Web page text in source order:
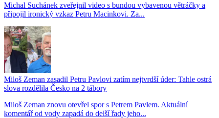
Michal Suchánek zveřejnil video s bundou vybavenou větráčky a
připojil ironický vzkaz Petru Macinkovi. Za...
Miloš Zeman zasadil Petru Pavlovi zatím nejtvrdší úder: Tahle ostrá
slova rozdělila Česko na 2 tábory
Miloš Zeman znovu otevřel spor s Petrem Pavlem. Aktuální
komentář od vody zapadá do delší řady jeho...